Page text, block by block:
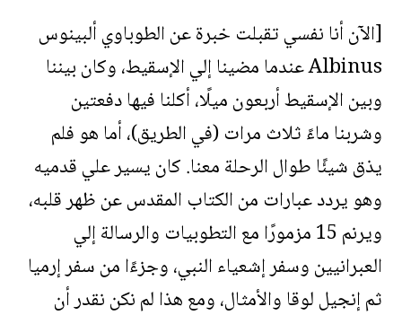
[الآن أنا نفسي تقبلت خبرة عن الطوباوي ألبينوس
Albinus عندما مضينا إلي الإسقيط، وكان بيننا
وبين الإسقيط أربعون ميلًا، أكلنا فيها دفعتين
وشربنا ماءً ثلاث مرات (في الطريق)، أما هو فلم
يذق شيئًا طوال الرحلة معنا. كان يسير علي قدميه
وهو يردد عبارات من الكتاب المقدس عن ظهر قلبه،
ويرنم 15 مزمورًا مع التطوبيات والرسالة إلي
العبرانيين وسفر إشعياء النبي، وجزءًا من سفر إرميا
ثم إنجيل لوقا والأمثال، ومع هذا لم نكن نقدر أن